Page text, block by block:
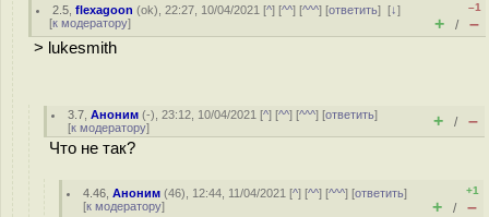
2.5 ,flexagoon (ok), 22:27, 10/04/2021 [^] [^^] [^^^] [ответить][↓]
[к модератору]
–1
+ / –
> lukesmith
3.7 ,Аноним (-), 23:12, 10/04/2021 [^] [^^] [^^^] [ответить]
[к модератору] + / –
Что не так?
4.46 ,Аноним (46), 12:44, 11/04/2021 [^] [^^] [^^^] [ответить]
[к модератору]
+1
+ / –